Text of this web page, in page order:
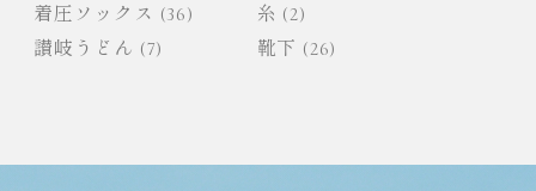
着圧ソックス (36) 糸 (2)
讃岐うどん (7) 靴下 (26)